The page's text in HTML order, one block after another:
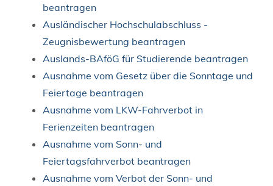
beantragen
Ausländischer Hochschulabschluss -
Zeugnisbewertung beantragen
Auslands-BAföG für Studierende beantragen
Ausnahme vom Gesetz über die Sonntage und
Feiertage beantragen
Ausnahme vom LKW-Fahrverbot in
Ferienzeiten beantragen
Ausnahme vom Sonn- und
Feiertagsfahrverbot beantragen
Ausnahme vom Verbot der Sonn- und